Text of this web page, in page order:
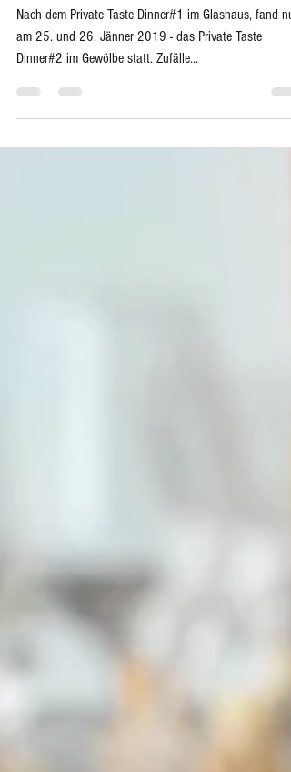
Private Taste Dinner
Geschafft: Private Taste Dinner#2
Nach dem Private Taste Dinner#1 im Glashaus, fand
am 25. und 26. Jänner 2019 - das Private Taste